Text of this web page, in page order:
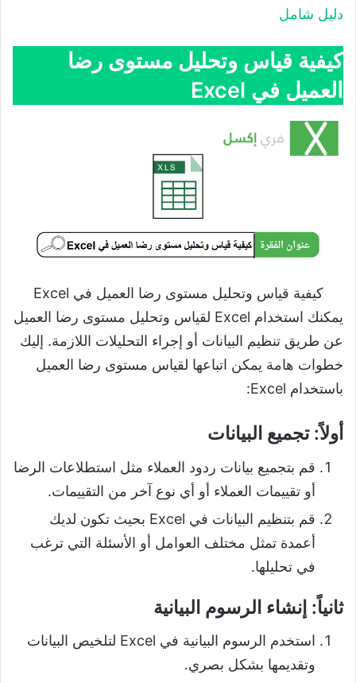
دليل شامل
كيفية قياس وتحليل مستوى رضا
العميل في Excel
كيفية قياس وتحليل مستوى رضا العميل في Excel
يمكنك استخدام Excel لقياس وتحليل مستوى رضا العميل
عن طريق تنظيم البيانات أو إجراء التحليلات اللازمة. إليك
خطوات هامة يمكن اتباعها لقياس مستوى رضا العميل
باستخدام Excel:
أولاً:تجميع البيانات
قم بتجميع بيانات ردود العملاء مثل استطلاعات الرضا
أو تقييمات العملاء أو أي نوع آخر من التقييمات.
قم بتنظيم البيانات في Excel بحيث تكون لديك
أعمدة تمثل مختلف العوامل أو الأسئلة التي ترغب
في تحليلها.
ثانياً: إنشاء الرسوم البيانية
استخدم الرسوم البيانية في Excel لتلخيص البيانات
وتقديمها بشكل بصري.